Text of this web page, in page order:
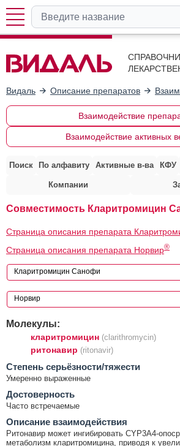
Видаль Описание препаратов
Взаимодействие
Взаимодействие активных
Поиск По алфавиту Активные в-ва КФУ
Компании
Совместимость Кларитромицин
Страница описания препарата
Страница описания препарата Норвир®
Молекулы:
кларитромицин (clarithromycin)
ритонавир (ritonavir)
Cтепень серьёзности/тяжести
Умеренно выраженные
Достоверность
Часто встречаемые
Описание взаимодействия
Ритонавир может ингибировать CYP3A4-
метаболизм кларитромицина, приводя к